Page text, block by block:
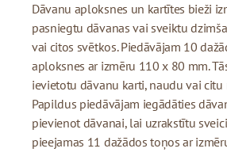
Dāvanu aploksnes un kartītes bieži
pasniegtu dāvanas vai sveiktu
vai citos svētkos. Piedāvājam 10
aploksnes ar izmēru 110 x 80 mm.
ievietotu dāvanu karti, naudu vai
Papildus piedāvājam iegādāties
pievienot dāvanai, lai uzrakstītu
pieejamas 11 dažādos toņos ar